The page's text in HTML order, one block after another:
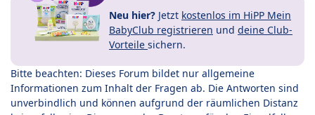
Neu hier? Jetzt kostenlos im HiPP Mein
BabyClub registrieren und deine Club-
Vorteile sichern.
Bitte beachten: Dieses Forum bildet nur allgemeine
Informationen zum Inhalt der Fragen ab. Die Antworten sind
unverbindlich und können aufgrund der räumlichen Distanz